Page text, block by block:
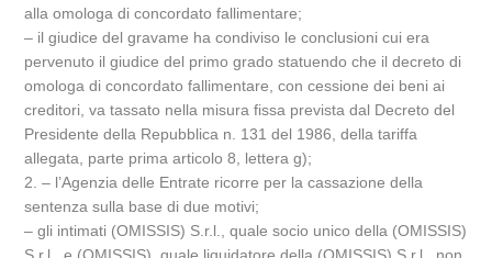
alla omologa di concordato fallimentare;
– il giudice del gravame ha condiviso le conclusioni cui era
pervenuto il giudice del primo grado statuendo che il decreto di
omologa di concordato fallimentare, con cessione dei beni ai
creditori, va tassato nella misura fissa prevista dal Decreto del
Presidente della Repubblica n. 131 del 1986, della tariffa
allegata, parte prima articolo 8, lettera g);
2. – l’Agenzia delle Entrate ricorre per la cassazione della
sentenza sulla base di due motivi;
– gli intimati (OMISSIS) S.r.l., quale socio unico della (OMISSIS)